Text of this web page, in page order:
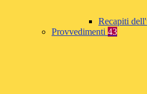
Recapiti
Provvedimenti 43